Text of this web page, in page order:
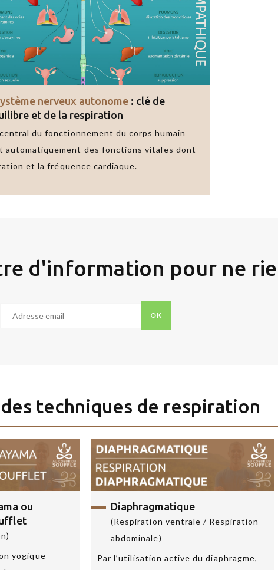
nerveux autonome : clé de
et de la respiration
du fonctionnement du corps humain
automatiquement des fonctions vitales dont
et la fréquence cardiaque.
d'information pour ne
OK
techniques de respiration
ou
yogique
Diaphragmatique
(Respiration ventrale / Respiration
abdominale)
Par l’utilisation active du diaphragme,
Envoyer
personnelle
n’est
conservée
par
site